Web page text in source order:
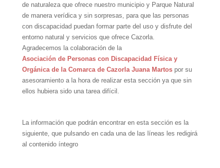
de naturaleza que ofrece nuestro municipio y Parque Natural
de manera verídica y sin sorpresas, para que las personas
con discapacidad puedan formar parte del uso y disfrute del
entorno natural y servicios que ofrece Cazorla.
Agradecemos la colaboración de la
Asociación de Personas con Discapacidad Física y
Orgánica de la Comarca de Cazorla Juana Martospor su
asesoramiento a la hora de realizar esta sección ya que sin
ellos hubiera sido una tarea difícil.
La información que podrán encontrar en esta sección es la
siguiente, que pulsando en cada una de las líneas les redigirá
al contenido íntegro